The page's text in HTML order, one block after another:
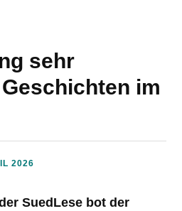
sehr
im
2026
SuedLese bot der